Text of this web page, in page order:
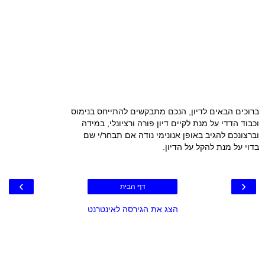
ברוכים הבאים לדיון, הנכם מתבקשים להתייחס בנימוס
וכבוד הדדי על מנת לקיים דיון פורה ורציונלי, במידה
וברצונכם להגיב באופן אנונימי נודה אם תבחר/י שם
בדוי על מנת להקל על הדיון.
‹
› דף הבית
הצג את הגירסה לאינטרנט